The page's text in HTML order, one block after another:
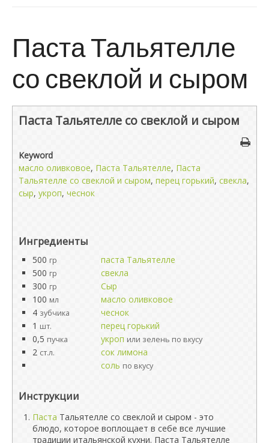
Паста Тальятелле
со свеклой и сыром
Паста Тальятелле со свеклой и сыром
Keyword
масло оливковое, Паста Тальятелле, Паста
Тальятелле со свеклой и сыром, перец горький, свекла,
сыр, укроп, чеснок
Ингредиенты
500 гр
паста Тальятелле
500 гр
свекла
300 гр
Сыр
100 мл
масло оливковое
4 зубчика
чеснок
1 шт.
перец горький
0,5 пучка укроп или зелень по вкусу
2 ст.л.
сок лимона
соль по вкусу
Инструкции
Паста Тальятелле со свеклой и сыром - это
блюдо, которое воплощает в себе все лучшие
традиции итальянской кухни. Паста Тальятелле